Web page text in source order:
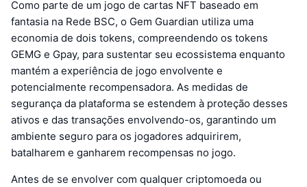
Como parte de um jogo de cartas NFT baseado em
fantasia na Rede BSC, o Gem Guardian utiliza uma
economia de dois tokens, compreendendo os tokens
GEMG e Gpay, para sustentar seu ecossistema enquanto
mantém a experiência de jogo envolvente e
potencialmente recompensadora. As medidas de
segurança da plataforma se estendem à proteção desses
ativos e das transações envolvendo-os, garantindo um
ambiente seguro para os jogadores adquirirem,
batalharem e ganharem recompensas no jogo.
Antes de se envolver com qualquer criptomoeda ou